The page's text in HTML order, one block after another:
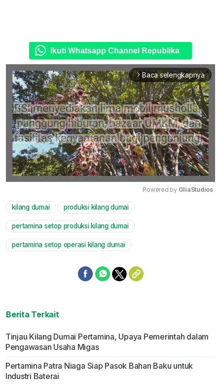
Ikuti Whatsapp Channel Republika
arrow_forward_ios Baca selengkapnya
Powered by GliaStudios
kilang dumai produksi kilang dumai
pertamina setop produksi kilang dumai
pertamina setop operasi kilang dumai
Berita Terkait
Tinjau Kilang Dumai Pertamina, Upaya Pemerintah dalam
Pengawasan Usaha Migas
Pertamina Patra Niaga Siap Pasok Bahan Baku untuk
Industri Baterai